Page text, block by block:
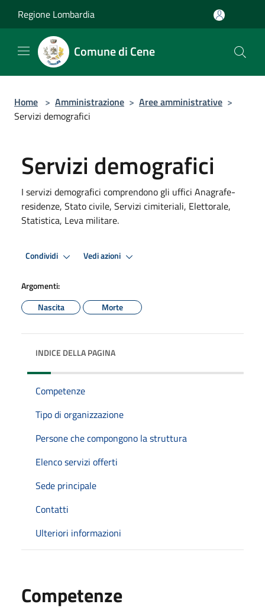
Regione Lombardia
Comune di Cene
Home > Amministrazione > Aree amministrative >
Servizi demografici
Servizi demografici
I servizi demografici comprendono gli uffici Anagrafe-
residenze, Stato civile, Servizi cimiteriali, Elettorale,
Statistica, Leva militare.
Condividi Vedi azioni
Argomenti:
Nascita
Morte
INDICE DELLA PAGINA
Competenze
Tipo di organizzazione
Persone che compongono la struttura
Elenco servizi offerti
Sede principale
Contatti
Ulteriori informazioni
Competenze